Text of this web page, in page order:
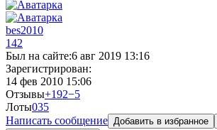
bes2010
142
Был на сайте:6 авг 2019 13:16
Зарегистрирован:
14 фев 2010 15:06
Отзывы+192−5
Лоты035
Написать сообщение Добавить в избранное